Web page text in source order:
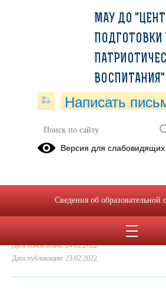
С днем защитника
Дата обновления: 24.02.2022
Дата публикации: 23.02.2022
МАУ ДО
ПОДГОТОВКИ
Написать
Версия для слабовидящих
Сведения об образовательной